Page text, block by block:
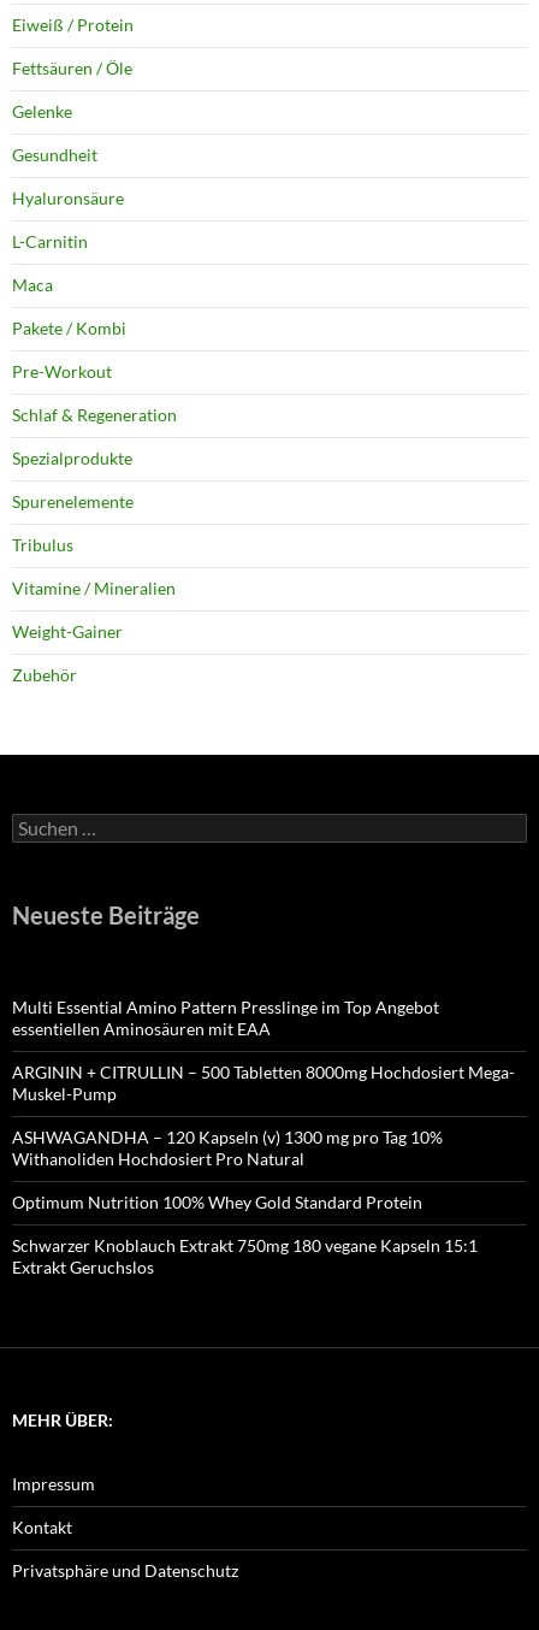
Eiweiß / Protein
Fettsäuren / Öle
Gelenke
Gesundheit
Hyaluronsäure
L-Carnitin
Maca
Pakete / Kombi
Pre-Workout
Schlaf & Regeneration
Spezialprodukte
Spurenelemente
Tribulus
Vitamine / Mineralien
Weight-Gainer
Zubehör
Suchen
nach:
Neueste Beiträge
Multi Essential Amino Pattern Presslinge im Top Angebot
essentiellen Aminosäuren mit EAA
ARGININ + CITRULLIN – 500 Tabletten 8000mg Hochdosiert Mega-
Muskel-Pump
ASHWAGANDHA – 120 Kapseln (v) 1300 mg pro Tag 10%
Withanoliden Hochdosiert Pro Natural
Optimum Nutrition 100% Whey Gold Standard Protein
Schwarzer Knoblauch Extrakt 750mg 180 vegane Kapseln 15:1
Extrakt Geruchslos
MEHR ÜBER:
Impressum
Kontakt
Privatsphäre und Datenschutz